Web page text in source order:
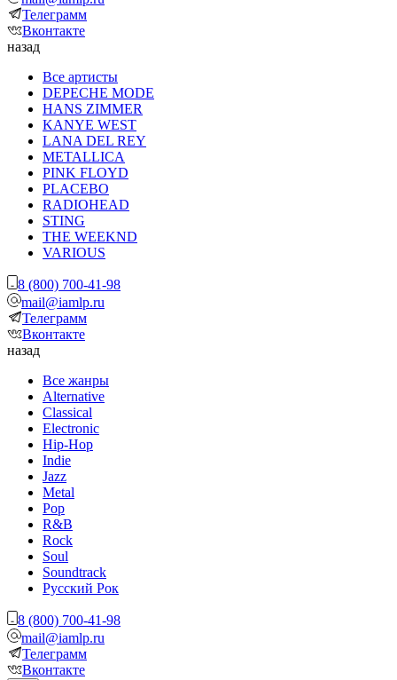
Телеграмм
Вконтакте
назад
Все артисты
DEPECHE MODE
HANS ZIMMER
KANYE WEST
LANA DEL REY
METALLICA
PINK FLOYD
PLACEBO
RADIOHEAD
STING
THE WEEKND
VARIOUS
8 (800) 700-41-98
mail@iamlp.ru
Телеграмм
Вконтакте
назад
Все жанры
Alternative
Classical
Electronic
Hip-Hop
Indie
Jazz
Metal
Pop
R&B
Rock
Soul
Soundtrack
Русский Рок
8 (800) 700-41-98
mail@iamlp.ru
Телеграмм
Вконтакте